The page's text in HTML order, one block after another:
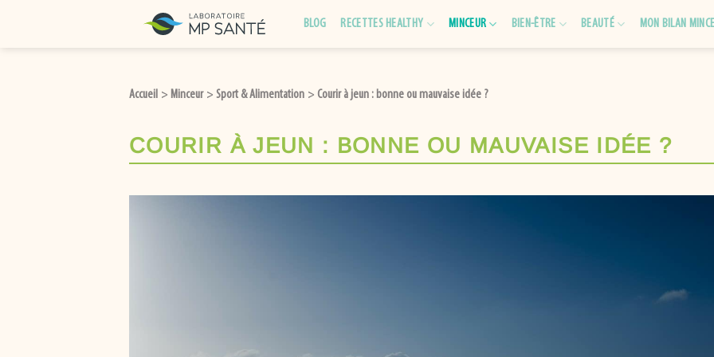
BLOG RECETTES HEALTHY MINCEUR BIEN-ÊTRE BEAUTÉ MON BILAN
Accueil > Minceur > Sport & Alimentation > Courir à jeun : bonne ou mauvaise idée ?
COURIR À JEUN : BONNE OU MAUVAISE IDÉE ?